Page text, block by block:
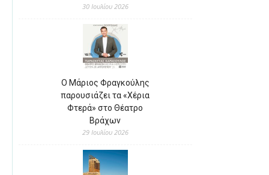
30 Ιουλίου 2026
Ο Μάριος Φραγκούλης
παρουσιάζει τα «Χέρια
Φτερά» στο Θέατρο
Βράχων
29 Ιουλίου 2026